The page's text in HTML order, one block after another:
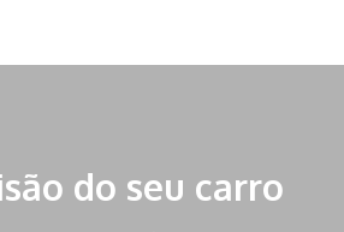
do seu carro